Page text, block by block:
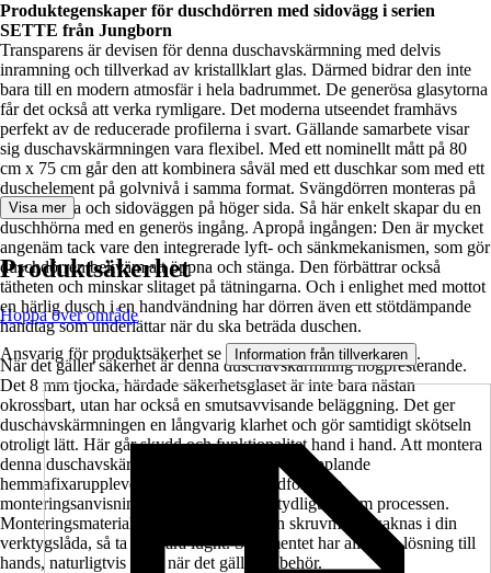
Produktegenskaper för duschdörren med sidovägg i serien
SETTE från Jungborn
Transparens är devisen för denna duschavskärmning med delvis
inramning och tillverkad av kristallklart glas. Därmed bidrar den inte
bara till en modern atmosfär i hela badrummet. De generösa glasytorna
får det också att verka rymligare. Det moderna utseendet framhävs
perfekt av de reducerade profilerna i svart. Gällande samarbete visar
sig duschavskärmningen vara flexibel. Med ett nominellt mått på 80
cm x 75 cm går den att kombinera såväl med ett duschkar som med ett
duschelement på golvnivå i samma format. Svängdörren monteras på
vänster sida och sidoväggen på höger sida. Så här enkelt skapar du en
duschhörna med en generös ingång. Apropå ingången: Den är mycket
angenäm tack vare den integrerade lyft- och sänkmekanismen, som gör
duschdörren bekväm att öppna och stänga. Den förbättrar också
tätheten och minskar slitaget på tätningarna. Och i enlighet med mottot
en härlig dusch i en handvändning har dörren även ett stötdämpande
handtag som underlättar när du ska beträda duschen.
När det gäller säkerhet är denna duschavskärmning högpresterande.
Det 8 mm tjocka, härdade säkerhetsglaset är inte bara nästan
okrossbart, utan har också en smutsavvisande beläggning. Det ger
duschavskärmningen en långvarig klarhet och gör samtidigt skötseln
otroligt lätt. Här går skydd och funktionalitet hand i hand. Att montera
denna duschavskärmning artar sig till en avkopplande
hemmafixarupplevelse tack vare den medföljande
monteringsanvisningen. Den guidar dig tydligt genom processen.
Monteringsmaterialet ingår också. Om en skruvmejsel saknas i din
verktygslåda, så ta det bara lugnt. Sortimentet har alltid en lösning till
hands, naturligtvis även när det gäller tillbehör.
Visa mer
Produktsäkerhet
Hoppa över område
Ansvarig för produktsäkerhet se Information från tillverkaren .